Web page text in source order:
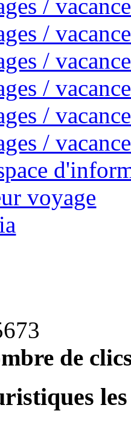
/
/
/
/
/
/
voyage
de